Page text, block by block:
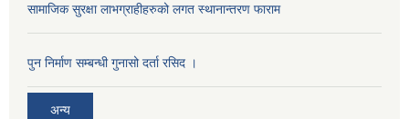
सामाजिक सुरक्षा लाभग्राहीहरुको लगत स्थानान्तरण फाराम
पुन निर्माण सम्बन्धी गुनासो दर्ता रसिद ।
अन्य